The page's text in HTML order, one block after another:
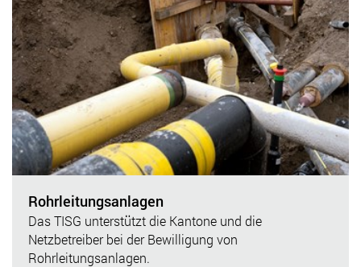
Rohrleitungsanlagen
Das TISG unterstützt die Kantone und die
Netzbetreiber bei der Bewilligung von
Rohrleitungsanlagen.